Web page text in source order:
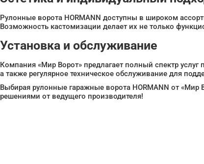
Рулонные ворота HORMANN доступны в широком
Возможность кастомизации делает их не только
Установка и обслуживание
Компания «Мир Ворот» предлагает полный спектр
а также регулярное техническое обслуживание для
Выбирая рулонные гаражные ворота HORMANN от «Мир
решениями от ведущего производителя!